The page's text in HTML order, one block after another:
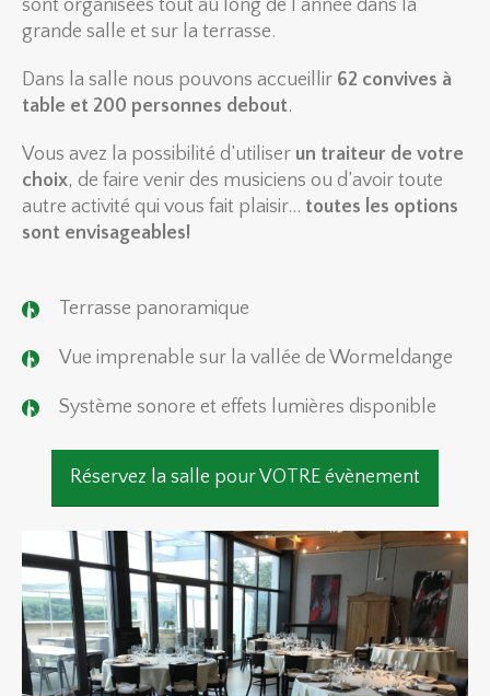
sont organisées tout au long de l’année dans la
grande salle et sur la terrasse.
Dans la salle nous pouvons accueillir 62 convives à
table et 200 personnes debout.
Vous avez la possibilité d’utiliser un traiteur de votre
choix, de faire venir des musiciens ou d’avoir toute
autre activité qui vous fait plaisir… toutes les options
sont envisageables!
Terrasse panoramique
Vue imprenable sur la vallée de Wormeldange
Système sonore et effets lumières disponible
Réservez la salle pour VOTRE évènement